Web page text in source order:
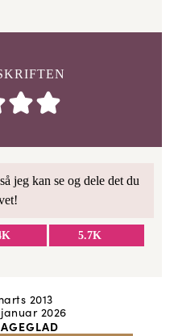
jeg kan se og dele det du
5.7K
2013
2026